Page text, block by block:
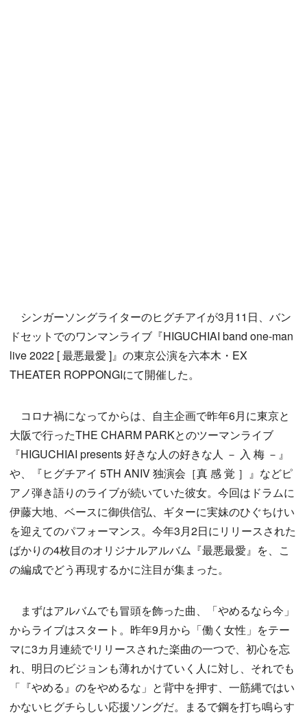
シンガーソングライターのヒグチアイが3月11日、バン
ドセットでのワンマンライブ『HIGUCHIAI band one-man
live 2022 [ 最悪最愛 ]』の東京公演を六本木・EX
THEATER ROPPONGIにて開催した。
コロナ禍になってからは、自主企画で昨年6月に東京と
大阪で行ったTHE CHARM PARKとのツーマンライブ
『HIGUCHIAI presents 好きな人の好きな人 － 入 梅 －』
や、『ヒグチアイ 5TH ANIV 独演会［真 感 覚 ］』などピ
アノ弾き語りのライブが続いていた彼女。今回はドラムに
伊藤大地、ベースに御供信弘、ギターに実妹のひぐちけい
を迎えてのパフォーマンス。今年3月2日にリリースされた
ばかりの4枚目のオリジナルアルバム『最悪最愛』を、こ
の編成でどう再現するかに注目が集まった。
まずはアルバムでも冒頭を飾った曲、「やめるなら今」
からライブはスタート。昨年9月から「働く女性」をテー
マに3カ月連続でリリースされた楽曲の一つで、初心を忘
れ、明日のビジョンも薄れかけていく人に対し、それでも
「『やめる』のをやめるな」と背中を押す、一筋縄ではい
かないヒグチらしい応援ソングだ。まるで鋼を打ち鳴らす